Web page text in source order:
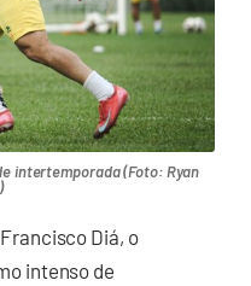
intertemporada (Foto: Ryan
Diá, o
intenso de